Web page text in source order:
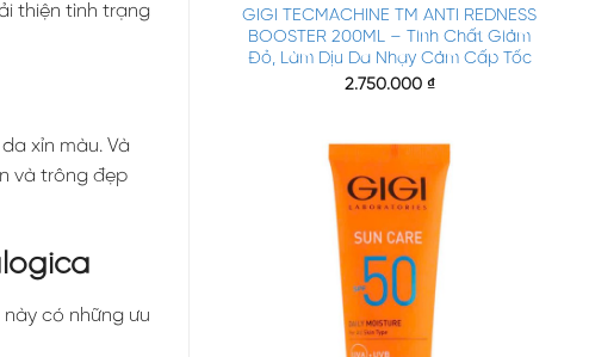
thiện tình trạng
xỉn màu. Và
và trông đẹp
có những ưu
GIGI TECMACHINE TM ANTI REDNESS
BOOSTER 200ML – Tinh Chất Giảm
Đỏ, Làm Dịu Da Nhạy Cảm Cấp Tốc
2.750.000 ₫